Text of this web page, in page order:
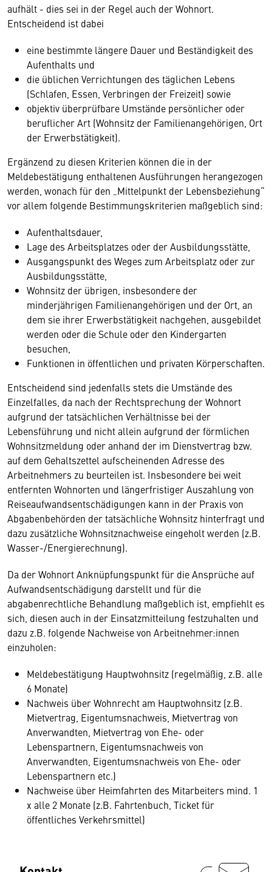
aufhält - dies sei in der Regel auch der Wohnort.
Entscheidend ist dabei
eine bestimmte längere Dauer und Beständigkeit des
Aufenthalts und
die üblichen Verrichtungen des täglichen Lebens
(Schlafen, Essen, Verbringen der Freizeit) sowie
objektiv überprüfbare Umstände persönlicher oder
beruflicher Art (Wohnsitz der Familienangehörigen, Ort
der Erwerbstätigkeit).
Ergänzend zu diesen Kriterien können die in der
Meldebestätigung enthaltenen Ausführungen herangezogen
werden, wonach für den „Mittelpunkt der Lebensbeziehung“
vor allem folgende Bestimmungskriterien maßgeblich sind:
Aufenthaltsdauer,
Lage des Arbeitsplatzes oder der Ausbildungsstätte,
Ausgangspunkt des Weges zum Arbeitsplatz oder zur
Ausbildungsstätte,
Wohnsitz der übrigen, insbesondere der
minderjährigen Familienangehörigen und der Ort, an
dem sie ihrer Erwerbstätigkeit nachgehen, ausgebildet
werden oder die Schule oder den Kindergarten
besuchen,
Funktionen in öffentlichen und privaten Körperschaften.
Entscheidend sind jedenfalls stets die Umstände des
Einzelfalles, da nach der Rechtsprechung der Wohnort
aufgrund der tatsächlichen Verhältnisse bei der
Lebensführung und nicht allein aufgrund der förmlichen
Wohnsitzmeldung oder anhand der im Dienstvertrag bzw.
auf dem Gehaltszettel aufscheinenden Adresse des
Arbeitnehmers zu beurteilen ist. Insbesondere bei weit
entfernten Wohnorten und längerfristiger Auszahlung von
Reiseaufwandsentschädigungen kann in der Praxis von
Abgabenbehörden der tatsächliche Wohnsitz hinterfragt und
dazu zusätzliche Wohnsitznachweise eingeholt werden (z.B.
Wasser-/Energierechnung).
Da der Wohnort Anknüpfungspunkt für die Ansprüche auf
Aufwandsentschädigung darstellt und für die
abgabenrechtliche Behandlung maßgeblich ist, empfiehlt es
sich, diesen auch in der Einsatzmitteilung festzuhalten und
dazu z.B. folgende Nachweise von Arbeitnehmer:innen
einzuholen:
Meldebestätigung Hauptwohnsitz (regelmäßig, z.B. alle
6 Monate)
Nachweis über Wohnrecht am Hauptwohnsitz (z.B.
Mietvertrag, Eigentumsnachweis, Mietvertrag von
Anverwandten, Mietvertrag von Ehe- oder
Lebenspartnern, Eigentumsnachweis von
Anverwandten, Eigentumsnachweis von Ehe- oder
Lebenspartnern etc.)
Nachweise über Heimfahrten des Mitarbeiters mind. 1
x alle 2 Monate (z.B. Fahrtenbuch, Ticket für
öffentliches Verkehrsmittel)